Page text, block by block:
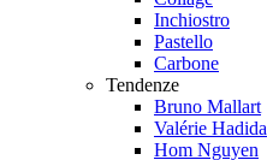
Inchiostro
Pastello
Carbone
Tendenze
Bruno Mallart
Valérie Hadida
Hom Nguyen